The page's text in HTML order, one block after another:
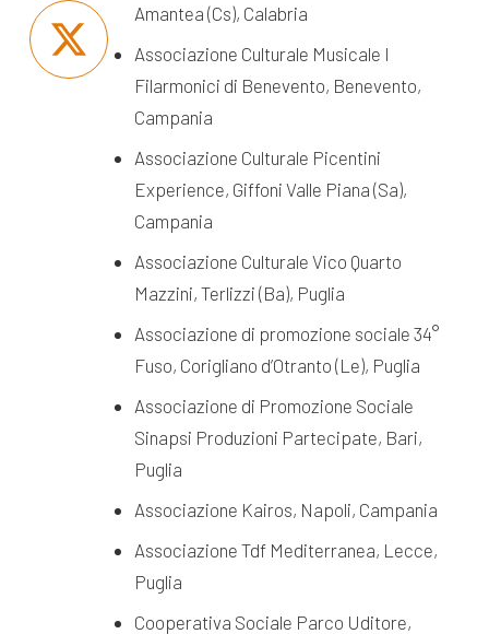
Amantea (Cs), Calabria
Associazione Culturale Musicale I
Filarmonici di Benevento, Benevento,
Campania
Associazione Culturale Picentini
Experience, Giffoni Valle Piana (Sa),
Campania
Associazione Culturale Vico Quarto
Mazzini, Terlizzi (Ba), Puglia
Associazione di promozione sociale 34°
Fuso, Corigliano d’Otranto (Le), Puglia
Associazione di Promozione Sociale
Sinapsi Produzioni Partecipate, Bari,
Puglia
Associazione Kairos, Napoli, Campania
Associazione Tdf Mediterranea, Lecce,
Puglia
Cooperativa Sociale Parco Uditore,